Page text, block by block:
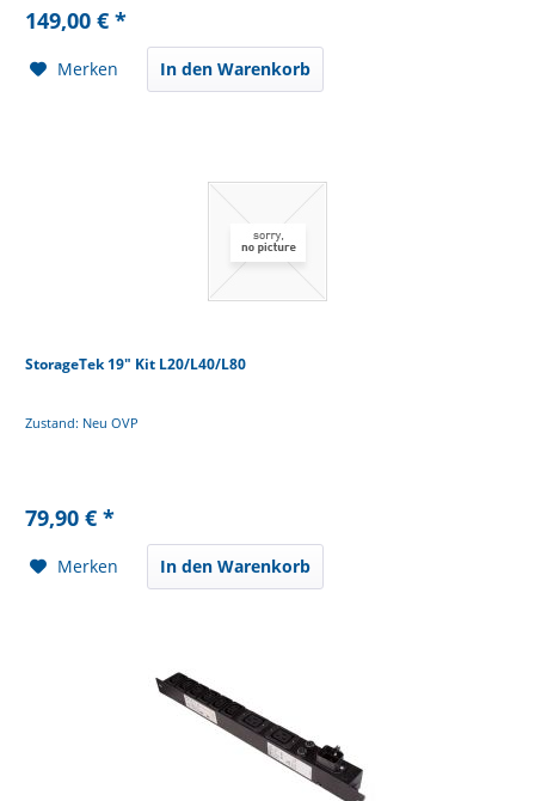
149,00 € *
Merken In den Warenkorb
StorageTek 19" Kit L20/L40/L80
Zustand: Neu OVP
79,90 € *
Merken In den Warenkorb